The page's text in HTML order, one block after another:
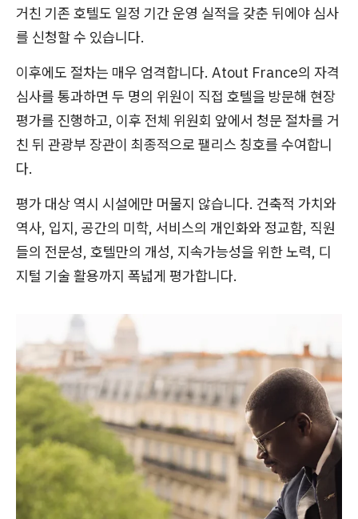
거친 기존 호텔도 일정 기간 운영 실적을 갖춘 뒤에야 심사
를 신청할 수 있습니다.
이후에도 절차는 매우 엄격합니다. Atout France의 자격
심사를 통과하면 두 명의 위원이 직접 호텔을 방문해 현장
평가를 진행하고, 이후 전체 위원회 앞에서 청문 절차를 거
친 뒤 관광부 장관이 최종적으로 팰리스 칭호를 수여합니
다.
평가 대상 역시 시설에만 머물지 않습니다. 건축적 가치와
역사, 입지, 공간의 미학, 서비스의 개인화와 정교함, 직원
들의 전문성, 호텔만의 개성, 지속가능성을 위한 노력, 디
지털 기술 활용까지 폭넓게 평가합니다.